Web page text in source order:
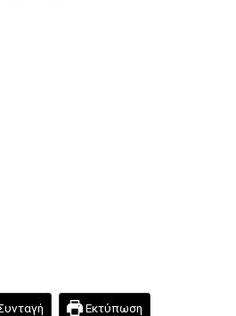
Εκτύπωση